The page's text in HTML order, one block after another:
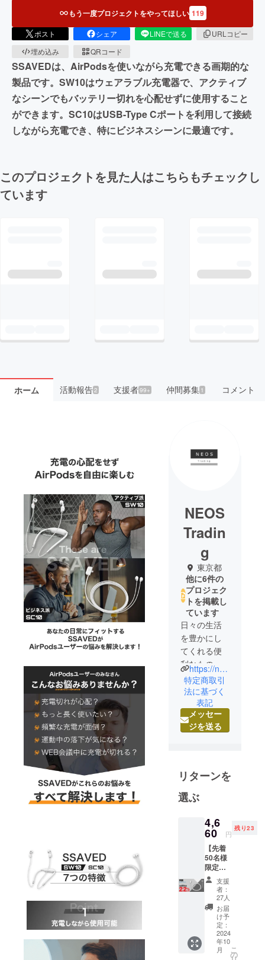
もう一度プロジェクトをやってほしい 119
ポスト シェア LINEで送る
URLコピー
埋め込み
QRコード
SSAVEDは、AirPodsを使いながら充電できる画期的な
製品です。SW10はウェアラブル充電器で、アクティブ
なシーンでもバッテリー切れを心配せずに使用すること
ができます。SC10はUSB-Type Cポートを利用して接続
しながら充電でき、特にビジネスシーンに最適です。
このプロジェクトを見た人はこちらもチェックし
ています
ホーム 活動報告2 支援者99+ 仲間募集 1 コメント
NEOS
Tradin
g
東京都
他に6件の
プロジェク
トを掲載し
ています
日々の生活
を豊かにし
てくれる便
利なものが
大好きで
す。海外に
はまだ日本
に知られて
いない素晴
あります。
実際使って
みて、本当
ものをご紹
介させてい
ただきま
す。みなさ
まの「お気
に入り」を
探すお手伝
いができれ
ばうれしい
です！！
https://neostrading.jp/ja/home-ja/
特定商取引
法に基づく
表記
メッセー
ジを送る
リターンを
選ぶ
4,6
60 円
残り23
【先着
50名様
限定！
早割】
SC10-
ビジネ
スユー
ザーに
最適
SC10を
1セット
[1セッ
支援
者：
27人
お届
け予
定：
2024
年10
月
こ
の